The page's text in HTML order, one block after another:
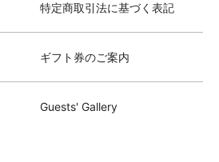
特定商取引法に基づく表記
ギフト券のご案内
Guests' Gallery